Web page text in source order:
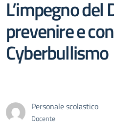
L’impegno del
prevenire e
Cyberbullismo
Personale scolastico
Docente